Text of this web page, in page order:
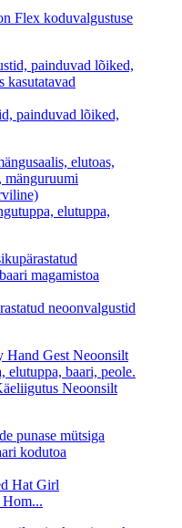
Flex koduvalgustuse
painduvad lõiked,
elutuppa,
neoonvalgustid
Neoonsilt
Hat Girl
Hom...